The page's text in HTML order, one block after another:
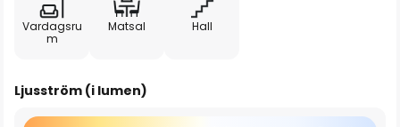
Vardagsru
m
Matsal Hall
Ljusström (i lumen)